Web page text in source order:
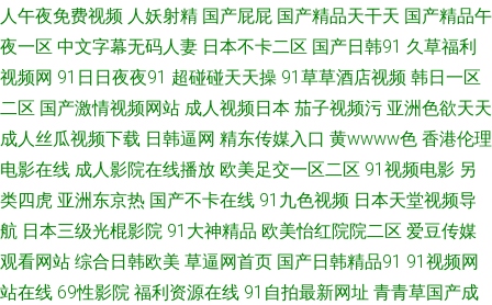
影院 欧美成人网在线 ts另类国产福利视频 影视先锋高加勒比av 久久精品干
91在线精品视频 先锋av国产 韩国伦理妈妈的朋友 91色情软件下载 欧美色女
人导航 久久国产天堂 人人操人人乐 久操视频在线 人妖射精江编 AV日韩另类
成人午夜国产精品免费 91豆花视频永久 精品人人操人人摸 日本高清 福利姬
91 91福利主播 人人操很很干 国产ts 91免费小视频 色色热94 国产精品a久久
人午夜免费视频 人妖射精 国产屁屁 国产精品天干天 国产精品午
夜一区 中文字幕无码人妻 日本不卡二区 国产日韩91 久草福利
视频网 91日日夜夜91 超碰碰天天操 91草草酒店视频 韩日一区
二区 国产激情视频网站 成人视频日本 茄子视频污 亚洲色欲天天
成人丝瓜视频下载 日韩逼网 精东传媒入口 黄wwww色 香港伦理
电影在线 成人影院在线播放 欧美足交一区二区 91视频电影 另
类四虎 亚洲东京热 国产不卡在线 91九色视频 日本天堂视频导
航 日本三级光棍影院 91大神精品 欧美怡红院院二区 爱豆传媒
观看网站 综合日韩欧美 草逼网首页 国产日韩精品91 91视频网
站在线 69性影院 福利资源在线 91自拍最新网址 青青草国产成